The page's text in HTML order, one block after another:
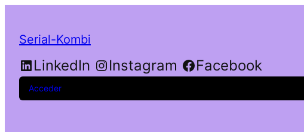
Serial-Kombi
LinkedIn Instagram Facebook
Acceder